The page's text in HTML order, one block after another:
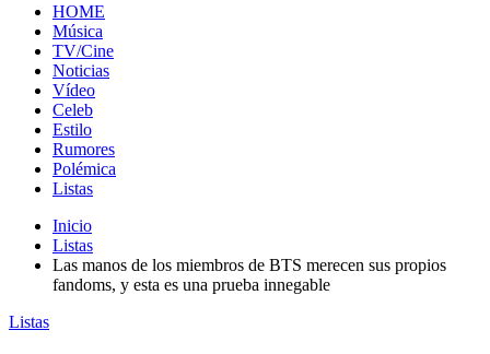
HOME
Música
TV/Cine
Noticias
Vídeo
Celeb
Estilo
Rumores
Polémica
Listas
Inicio
Listas
Las manos de los miembros de BTS merecen sus propios
fandoms, y esta es una prueba innegable
Listas